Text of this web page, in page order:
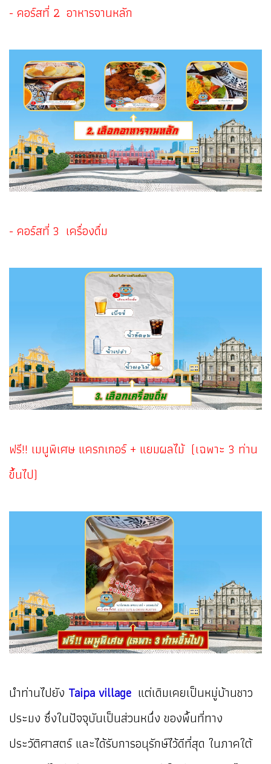
- คอร์สที่ 2 อาหารจานหลัก
- คอร์สที่ 3 เครื่องดื่ม
ฟรี!! เมนูพิเศษ แครกเกอร์ + แยมผลไม้ (เฉพาะ 3 ท่าน
ขึ้นไป)
นำท่านไปยัง Taipa village แต่เดิมเคยเป็นหมู่บ้านชาว
ประมง ซึ่งในปัจจุบันเป็นส่วนหนึ่ง ของพื้นที่ทาง
ประวัติศาสตร์ และได้รับการอนุรักษ์ไว้ดีที่สุด ในภาคใต้